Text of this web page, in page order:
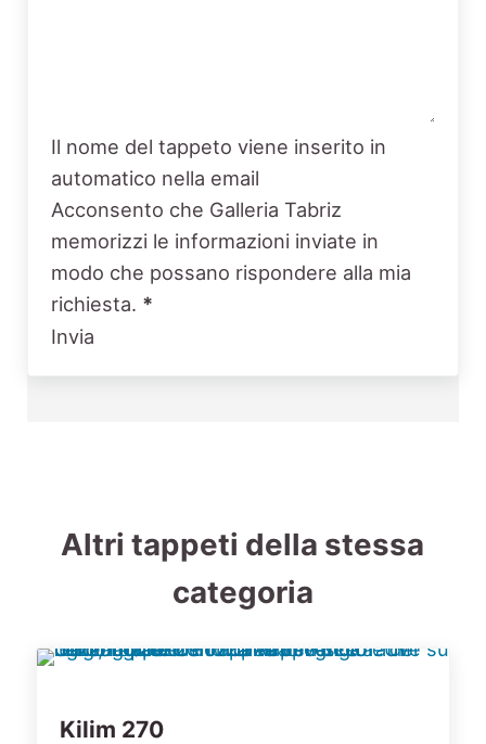
Il nome del tappeto viene inserito in
automatico nella email
Acconsento che Galleria Tabriz
memorizzi le informazioni inviate in
modo che possano rispondere alla mia
richiesta. *
Invia
Altri tappeti della stessa
categoria
Kilim 270